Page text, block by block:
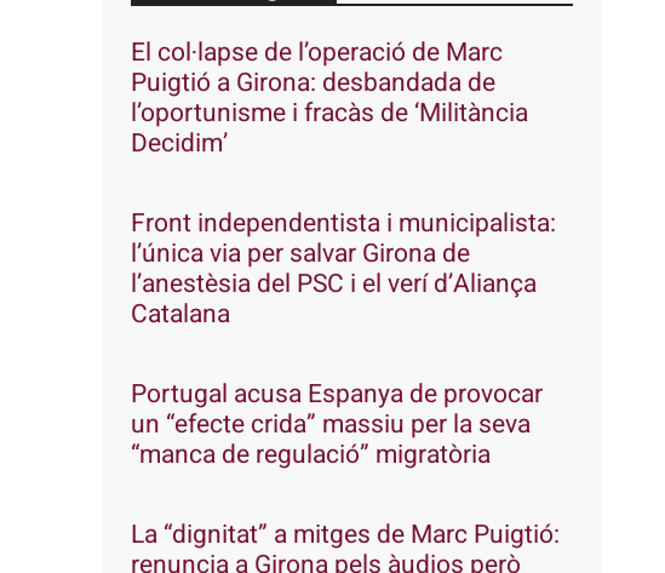
El col·lapse de l’operació de Marc
Puigtió a Girona: desbandada de
l’oportunisme i fracàs de ‘Militància
Decidim’
Front independentista i municipalista:
l’única via per salvar Girona de
l’anestèsia del PSC i el verí d’Aliança
Catalana
Portugal acusa Espanya de provocar
un “efecte crida” massiu per la seva
“manca de regulació” migratòria
La “dignitat” a mitges de Marc Puigtió:
renuncia a Girona pels àudios però